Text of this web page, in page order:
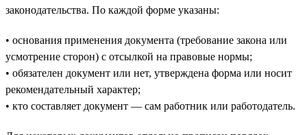
законодательства. По каждой форме указаны:
• основания применения документа (требование закона или
усмотрение сторон) с отсылкой на правовые нормы;
• обязателен документ или нет, утверждена форма или носит
рекомендательный характер;
• кто составляет документ — сам работник или работодатель.